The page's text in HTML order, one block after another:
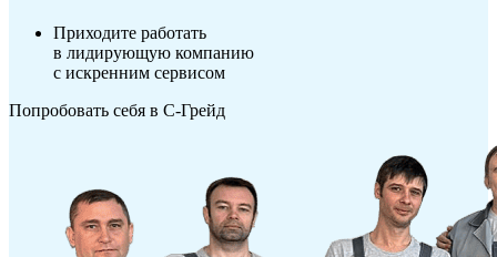
Приходите работать
в лидирующую компанию
с искренним сервисом
Попробовать себя в С-Грейд